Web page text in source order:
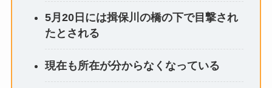
5月20日には揖保川の橋の下で目撃され
たとされる
現在も所在が分からなくなっている